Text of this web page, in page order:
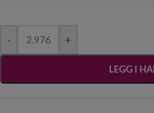
- +
LEGG I